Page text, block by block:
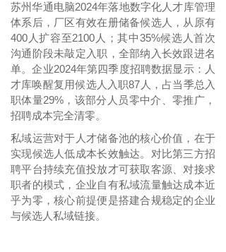
苏州华通电脑2024年落地数字化人才库管理
体系后，厂区有效在册储备候选人，从原有
400人扩容至2100人；其中35%候选人首次
沟通阶段未敲定入职，全部纳入长效跟进名
单。企业2024年第四季度招聘数据显示：人
才库唤醒复用候选人入职87人，占当季总入
职体量29%，该部分人员零中介、零推广，
招聘成本完全清零。
私域运营对于人才储备池的核心价值，在于
实现候选人低成本长效触达。对比第三方招
聘平台持续充值投放才可获取客源、对接求
职者的模式，企业自有私域流量触达成本近
乎为零，核心前提便是搭建合规稳定的企业
与候选人私域链接。